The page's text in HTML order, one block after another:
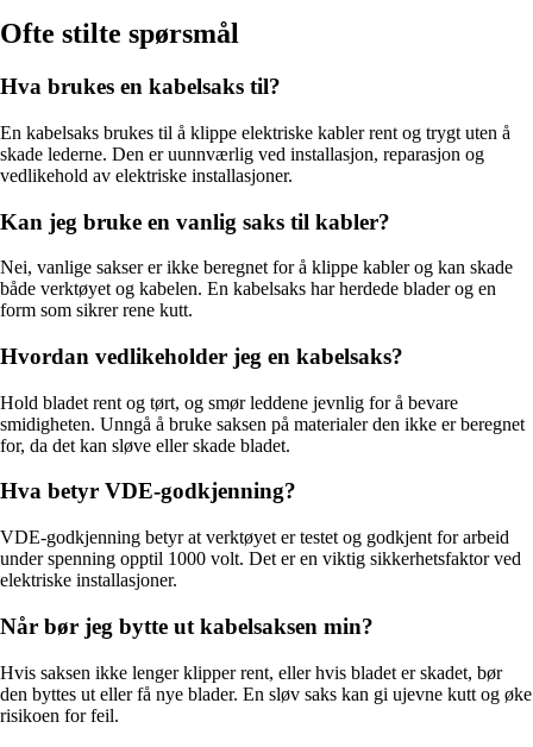
Ofte stilte spørsmål
Hva brukes en kabelsaks til?
En kabelsaks brukes til å klippe elektriske kabler rent og trygt uten å
skade lederne. Den er uunnværlig ved installasjon, reparasjon og
vedlikehold av elektriske installasjoner.
Kan jeg bruke en vanlig saks til kabler?
Nei, vanlige sakser er ikke beregnet for å klippe kabler og kan skade
både verktøyet og kabelen. En kabelsaks har herdede blader og en
form som sikrer rene kutt.
Hvordan vedlikeholder jeg en kabelsaks?
Hold bladet rent og tørt, og smør leddene jevnlig for å bevare
smidigheten. Unngå å bruke saksen på materialer den ikke er beregnet
for, da det kan sløve eller skade bladet.
Hva betyr VDE-godkjenning?
VDE-godkjenning betyr at verktøyet er testet og godkjent for arbeid
under spenning opptil 1000 volt. Det er en viktig sikkerhetsfaktor ved
elektriske installasjoner.
Når bør jeg bytte ut kabelsaksen min?
Hvis saksen ikke lenger klipper rent, eller hvis bladet er skadet, bør
den byttes ut eller få nye blader. En sløv saks kan gi ujevne kutt og øke
risikoen for feil.